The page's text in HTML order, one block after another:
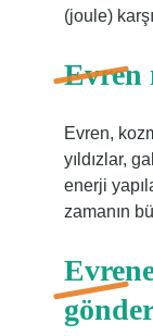
(joule)
Evren
Evren,
yıldızlar,
enerji
zamanın